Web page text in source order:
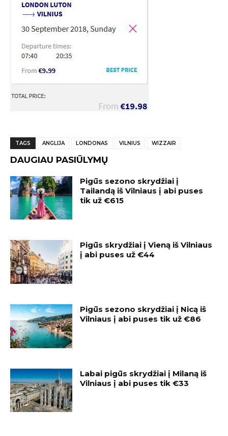
TAGS ANGLIJA LONDONAS VILNIUS WIZZAIR
DAUGIAU PASIŪLYMŲ
Pigūs sezono skrydžiai į
Tailandą iš Vilniaus į abi puses
tik už €615
Pigūs skrydžiai į Vieną iš Vilniaus
į abi puses už €44
Pigūs sezono skrydžiai į Nicą iš
Vilniaus į abi puses tik už €86
Labai pigūs skrydžiai į Milaną iš
Vilniaus į abi puses tik €33